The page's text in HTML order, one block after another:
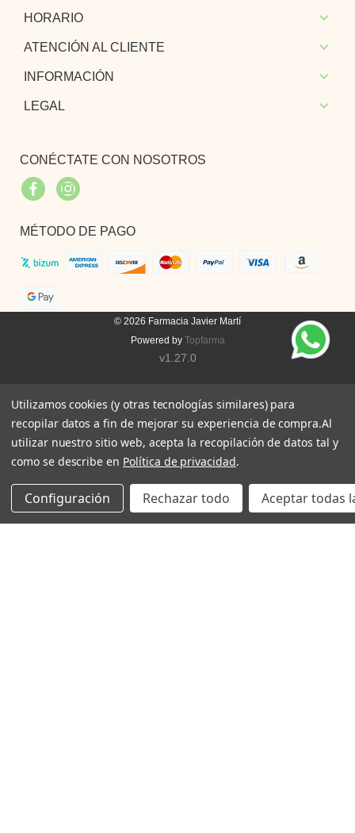
HORARIO
ATENCIÓN AL CLIENTE
INFORMACIÓN
LEGAL
CONÉCTATE CON NOSOTROS
FacebookInstagram
MÉTODO DE PAGO
© 2026 Farmacia Javier Martí
Powered by Topfarma
v1.27.0
Utilizamos cookies (y otras tecnologías similares) para
recopilar datos a fin de mejorar su experiencia de compra.Al
utilizar nuestro sitio web, acepta la recopilación de datos tal y
como se describe en Política de privacidad.
Configuración Rechazar todo Aceptar todas